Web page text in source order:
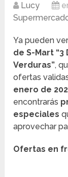
Lucy
Ya pueden
de S-Mart “3
Verduras”,
ofertas
enero de
encontrarás
especiales
aprovechar
Ofertas en